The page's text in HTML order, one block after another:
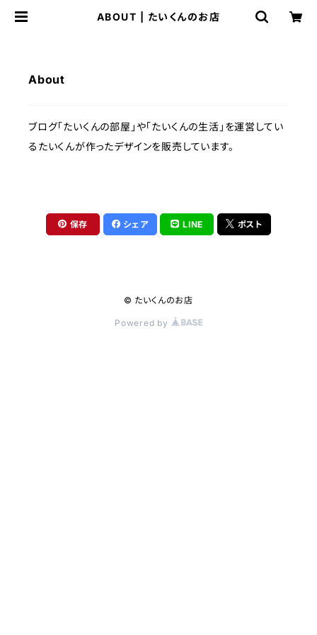
ABOUT | たいくんのお店
About
ブログ「たいくんの部屋」や「たいくんの生活」を運営してい
るたいくんが作ったデザインを販売しています。
保存 シェア LINE ポスト
© たいくんのお店
Powered by